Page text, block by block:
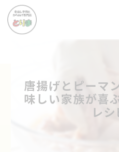
唐揚げとピーマ
味しい家族が喜
レシ